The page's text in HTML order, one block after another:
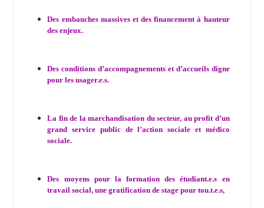
Des embauches massives et des financement à hauteur
des enjeux.
Des conditions d’accompagnements et d’accueils digne
pour les usager.e.s.
La fin de la marchandisation du secteur, au profit d’un
grand service public de l’action sociale et médico
sociale.
Des moyens pour la formation des étudiant.e.s en
travail social, une gratification de stage pour tou.t.e.s,